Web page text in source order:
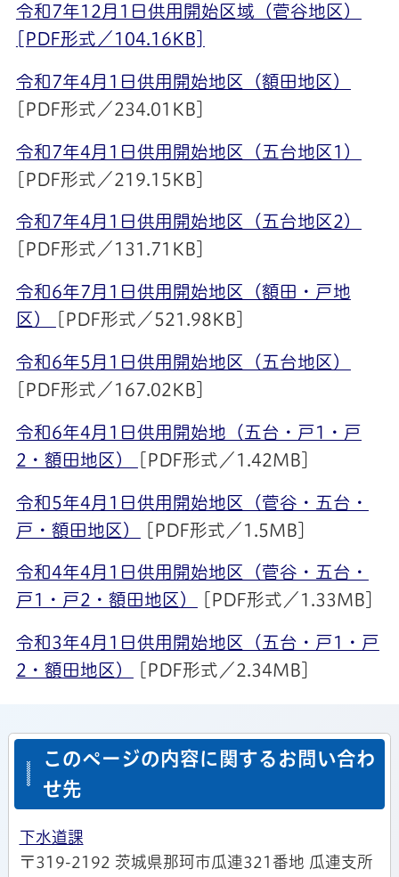
令和7年12月1日供用開始区域（菅谷地区）
[PDF形式／104.16KB]
令和7年4月1日供用開始地区（額田地区）
[PDF形式／234.01KB]
令和7年4月1日供用開始地区（五台地区1）
[PDF形式／219.15KB]
令和7年4月1日供用開始地区（五台地区2）
[PDF形式／131.71KB]
令和6年7月1日供用開始地区（額田・戸地
区）
[PDF形式／521.98KB]
令和6年5月1日供用開始地区（五台地区）
[PDF形式／167.02KB]
令和6年4月1日供用開始地（五台・戸1・戸
2・額田地区）
[PDF形式／1.42MB]
令和5年4月1日供用開始地区（菅谷・五台・
戸・額田地区）
[PDF形式／1.5MB]
令和4年4月1日供用開始地区（菅谷・五台・
戸1・戸2・額田地区）
[PDF形式／1.33MB]
令和3年4月1日供用開始地区（五台・戸1・戸
2・額田地区）
[PDF形式／2.34MB]
このページの内容に関するお問い合わ
せ先
下水道課
〒319-2192 茨城県那珂市瓜連321番地 瓜連支所